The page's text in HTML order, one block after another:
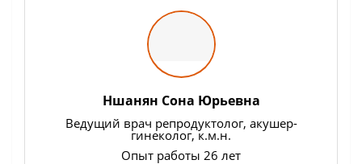
Ншанян Сона Юрьевна
Ведущий врач репродуктолог, акушер-
гинеколог, к.м.н.
Опыт работы 26 лет